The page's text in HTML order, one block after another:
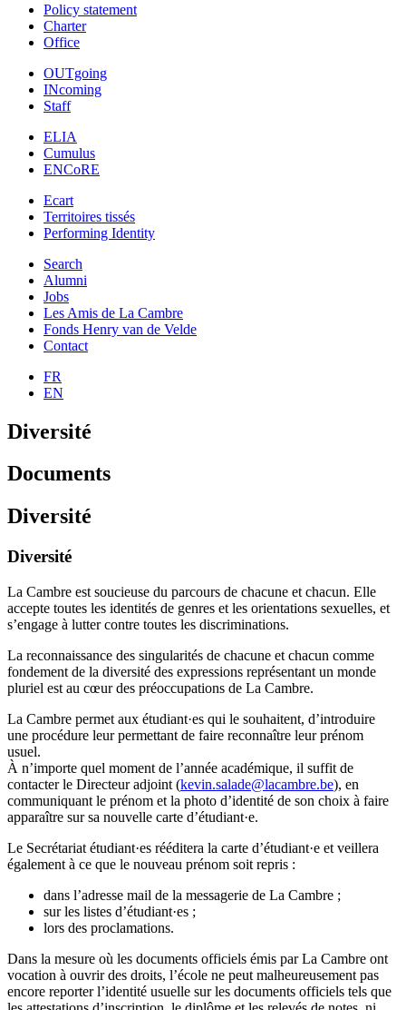
Policy statement
Charter
Office
OUTgoing
INcoming
Staff
ELIA
Cumulus
ENCoRE
Ecart
Territoires tissés
Performing Identity
Search
Alumni
Jobs
Les Amis de La Cambre
Fonds Henry van de Velde
Contact
FR
EN
Diversité
Documents
Diversité
Diversité
La Cambre est soucieuse du parcours de chacune et chacun. Elle
accepte toutes les identités de genres et les orientations sexuelles, et
s’engage à lutter contre toutes les discriminations.
La reconnaissance des singularités de chacune et chacun comme
fondement de la diversité des expressions représentant un monde
pluriel est au cœur des préoccupations de La Cambre.
La Cambre permet aux étudiant·es qui le souhaitent, d’introduire
une procédure leur permettant de faire reconnaître leur prénom
usuel.
À n’importe quel moment de l’année académique, il suffit de
contacter le Directeur adjoint (kevin.salade@lacambre.be), en
communiquant le prénom et la photo d’identité de son choix à faire
apparaître sur sa nouvelle carte d’étudiant·e.
Le Secrétariat étudiant·es rééditera la carte d’étudiant·e et veillera
également à ce que le nouveau prénom soit repris :
dans l’adresse mail de la messagerie de La Cambre ;
sur les listes d’étudiant·es ;
lors des proclamations.
Dans la mesure où les documents officiels émis par La Cambre ont
vocation à ouvrir des droits, l’école ne peut malheureusement pas
encore reporter l’identité usuelle sur les documents officiels tels que